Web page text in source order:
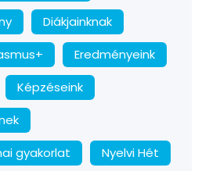
Diákjainknak
Eredményeink
Képzéseink
gyakorlat
Nyelvi Hét